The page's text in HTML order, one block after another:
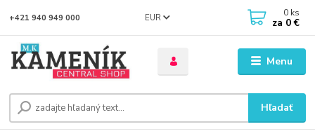
Menu
EUR
Hľadať
+421 940 949 000 0 ks
za 0 €